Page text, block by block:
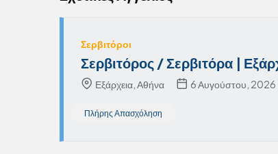
Σερβιτόροι
Σερβιτόρος / Σερβιτόρα |
Εξάρχεια, Αθήνα 6 Αυγούστου, 2026
Πλήρης Απασχόληση